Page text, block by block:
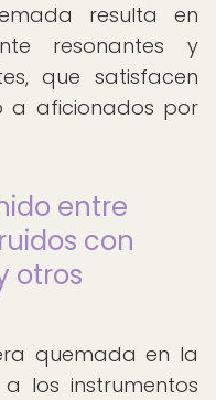
resulta en
resonantes y
que satisfacen
a aficionados por
entre
con
otros
quemada en la
los instrumentos